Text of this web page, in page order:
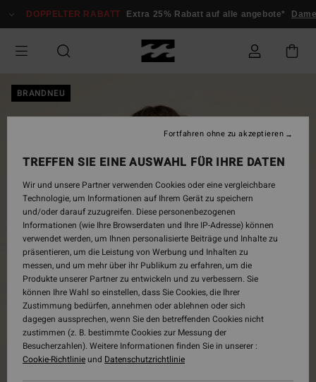
zur
springen
DOPPELTER RABATT Extra 25% Rabatt auf alle angebote* Damen
BRANDNEU
TREFFEN SIE EINE AUSWAHL FÜR IHRE DATEN
Wir und unsere Partner verwenden Cookies oder eine vergleichbare
Technologie, um Informationen auf Ihrem Gerät zu speichern
und/oder darauf zuzugreifen. Diese personenbezogenen
Informationen (wie Ihre Browserdaten und Ihre IP-Adresse) können
verwendet werden, um Ihnen personalisierte Beiträge und Inhalte zu
präsentieren, um die Leistung von Werbung und Inhalten zu
messen, und um mehr über ihr Publikum zu erfahren, um die
Produkte unserer Partner zu entwickeln und zu verbessern. Sie
können Ihre Wahl so einstellen, dass Sie Cookies, die Ihrer
Zustimmung bedürfen, annehmen oder ablehnen oder sich
dagegen aussprechen, wenn Sie den betreffenden Cookies nicht
zustimmen (z. B. bestimmte Cookies zur Messung der
Besucherzahlen). Weitere Informationen finden Sie in unserer :
Cookie-Richtlinieund Datenschutzrichtlinie
Fortfahren ohne zu akzeptieren